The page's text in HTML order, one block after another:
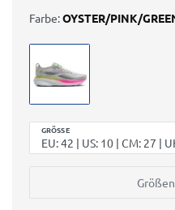
GRÖSSE
Farbe:OYSTER/PINK/